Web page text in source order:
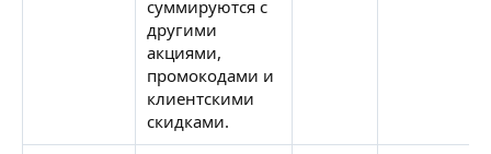
суммируются с
другими
акциями,
промокодами и
клиентскими
скидками.